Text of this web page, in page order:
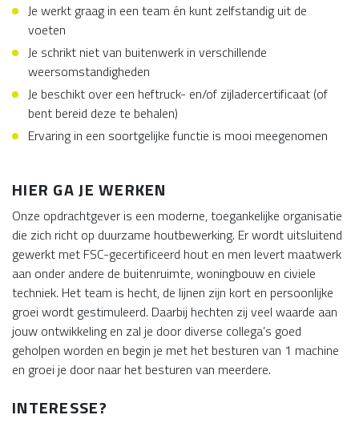
Je werkt graag in een team én kunt zelfstandig uit de
voeten
Je schrikt niet van buitenwerk in verschillende
weersomstandigheden
Je beschikt over een heftruck- en/of zijladercertificaat (of
bent bereid deze te behalen)
Ervaring in een soortgelijke functie is mooi meegenomen
HIER GA JE WERKEN
Onze opdrachtgever is een moderne, toegankelijke organisatie
die zich richt op duurzame houtbewerking. Er wordt uitsluitend
gewerkt met FSC-gecertificeerd hout en men levert maatwerk
aan onder andere de buitenruimte, woningbouw en civiele
techniek. Het team is hecht, de lijnen zijn kort en persoonlijke
groei wordt gestimuleerd. Daarbij hechten zij veel waarde aan
jouw ontwikkeling en zal je door diverse collega’s goed
geholpen worden en begin je met het besturen van 1 machine
en groei je door naar het besturen van meerdere.
INTERESSE?